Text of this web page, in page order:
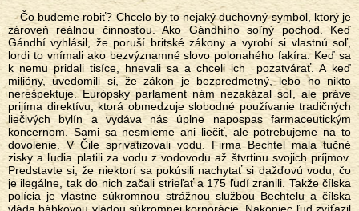
Čo budeme robiť? Chcelo by to nejaký duchovný symbol, ktorý je
zároveň reálnou činnosťou. Ako Gándhího soľný pochod. Keď
Gándhí vyhlásil, že poruší britské zákony a vyrobí si vlastnú soľ,
lordi to vnímali ako bezvýznamné slovo polonahého fakíra. Keď sa
k nemu pridali tisíce, hnevali sa a chceli ich pozatvárať. A keď
milióny, uvedomili si, že zákon je bezpredmetný, lebo ho nikto
nerešpektuje. Európsky parlament nám nezakázal soľ, ale práve
prijíma direktívu, ktorá obmedzuje slobodné používanie tradičných
liečivých bylín a vydáva nás úplne napospas farmaceutickým
koncernom. Sami sa nesmieme ani liečiť, ale potrebujeme na to
dovolenie. V Čile sprivatizovali vodu. Firma Bechtel mala tučné
zisky a ľudia platili za vodu z vodovodu až štvrtinu svojich príjmov.
Predstavte si, že niektorí sa pokúsili nachytať si dažďovú vodu, čo
je ilegálne, tak do nich začali strieľať a 175 ľudí zranili. Takže čílska
polícia je vlastne súkromnou strážnou službou Bechtelu a čílska